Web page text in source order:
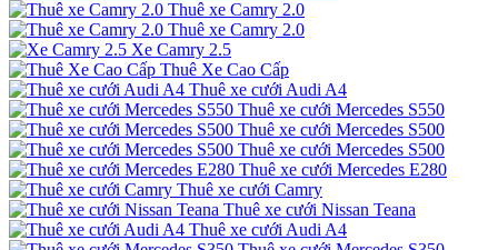
Thuê xe Camry 2.0
Thuê xe Camry 2.0
Xe Camry 2.5
Thuê Xe Cao Cấp
Thuê xe cưới Audi A4
Thuê xe cưới Mercedes S550
Thuê xe cưới Mercedes S500
Thuê xe cưới Mercedes S500
Thuê xe cưới Mercedes E280
Thuê xe cưới Camry
Thuê xe cưới Nissan Teana
Thuê xe cưới Audi A4